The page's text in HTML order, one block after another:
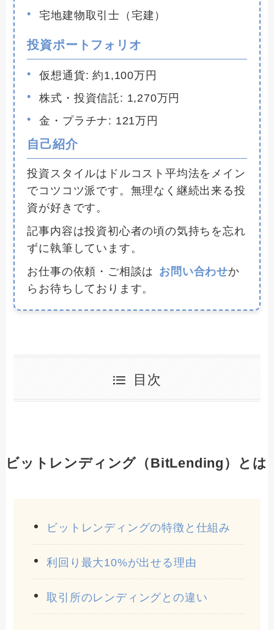
宅地建物取引士（宅建）
投資ポートフォリオ
仮想通貨: 約1,100万円
株式・投資信託: 1,270万円
金・プラチナ: 121万円
自己紹介
投資スタイルはドルコスト平均法をメイン
でコツコツ派です。無理なく継続出来る投
資が好きです。
記事内容は投資初心者の頃の気持ちを忘れ
ずに執筆しています。
お仕事の依頼・ご相談は お問い合わせか
らお待ちしております。
目次
ビットレンディング（BitLending）とは
ビットレンディングの特徴と仕組み
利回り最大10%が出せる理由
取引所のレンディングとの違い